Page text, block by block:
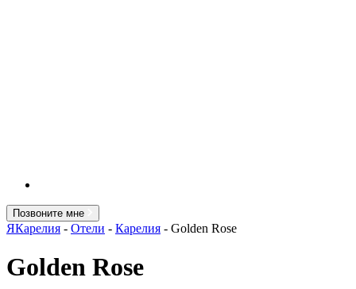
Позвоните мне
ЯКарелия - Отели - Карелия - Golden Rose
Golden Rose